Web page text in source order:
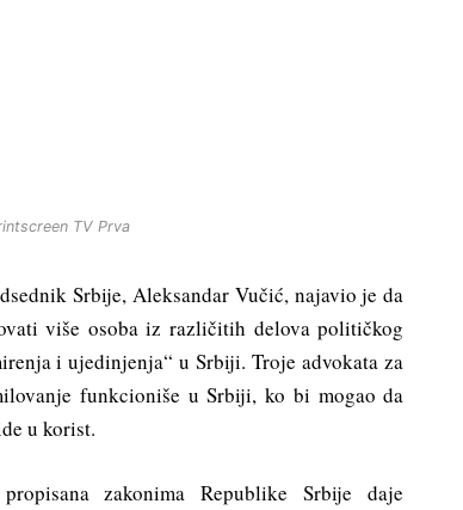
TV Prva
Srbije, Aleksandar Vučić, najavio je da
više osoba iz različitih delova političkog
i ujedinjenja“ u Srbiji. Troje advokata za
funkcioniše u Srbiji, ko bi mogao da
u korist.
zakonima Republike Srbije daje